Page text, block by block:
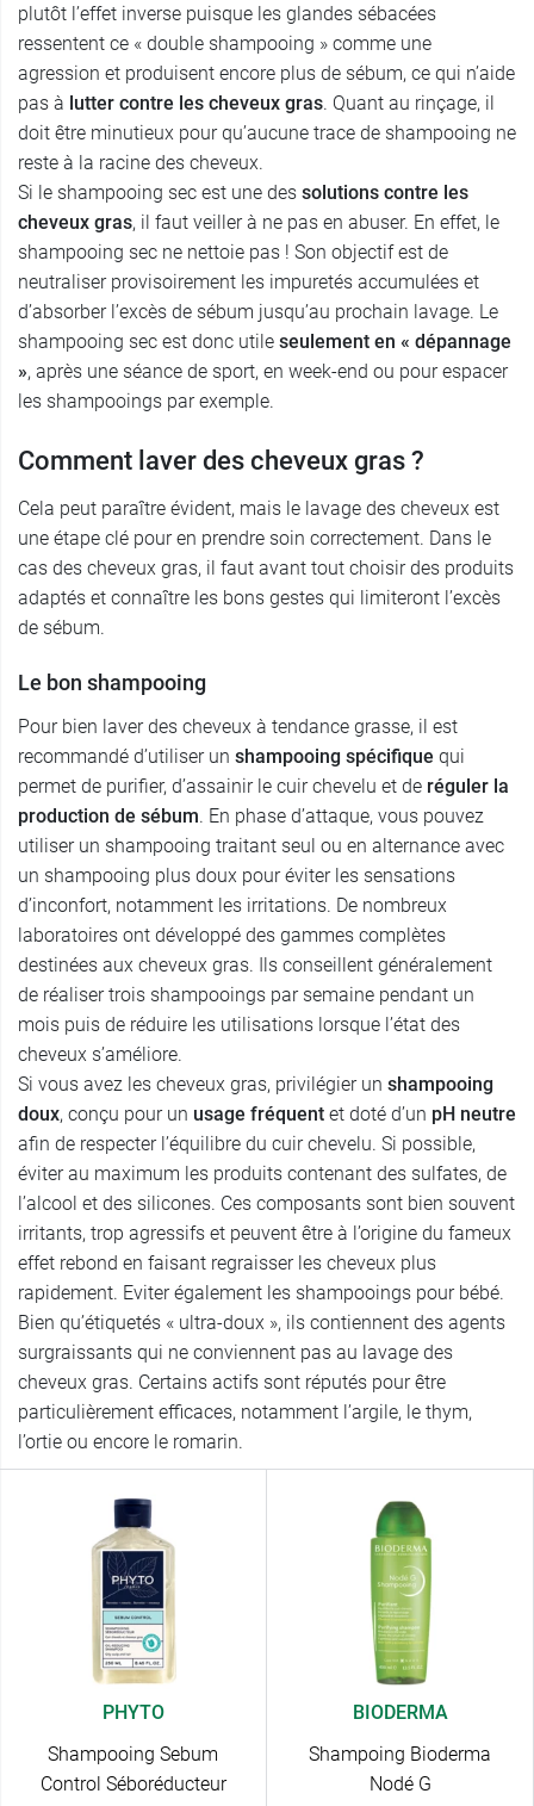
plutôt l’effet inverse puisque les glandes sébacées
ressentent ce « double shampooing » comme une
agression et produisent encore plus de sébum, ce qui n’aide
pas à lutter contre les cheveux gras. Quant au rinçage, il
doit être minutieux pour qu’aucune trace de shampooing ne
reste à la racine des cheveux.
Si le shampooing sec est une des solutions contre les
cheveux gras, il faut veiller à ne pas en abuser. En effet, le
shampooing sec ne nettoie pas ! Son objectif est de
neutraliser provisoirement les impuretés accumulées et
d’absorber l’excès de sébum jusqu’au prochain lavage. Le
shampooing sec est donc utile seulement en « dépannage
», après une séance de sport, en week-end ou pour espacer
les shampooings par exemple.
Comment laver des cheveux gras ?
Cela peut paraître évident, mais le lavage des cheveux est
une étape clé pour en prendre soin correctement. Dans le
cas des cheveux gras, il faut avant tout choisir des produits
adaptés et connaître les bons gestes qui limiteront l’excès
de sébum.
Le bon shampooing
Pour bien laver des cheveux à tendance grasse, il est
recommandé d’utiliser un shampooing spécifique qui
permet de purifier, d’assainir le cuir chevelu et de réguler la
production de sébum. En phase d’attaque, vous pouvez
utiliser un shampooing traitant seul ou en alternance avec
un shampooing plus doux pour éviter les sensations
d’inconfort, notamment les irritations. De nombreux
laboratoires ont développé des gammes complètes
destinées aux cheveux gras. Ils conseillent généralement
de réaliser trois shampooings par semaine pendant un
mois puis de réduire les utilisations lorsque l’état des
cheveux s’améliore.
Si vous avez les cheveux gras, privilégier un shampooing
doux, conçu pour un usage fréquent et doté d’un pH neutre
afin de respecter l’équilibre du cuir chevelu. Si possible,
éviter au maximum les produits contenant des sulfates, de
l’alcool et des silicones. Ces composants sont bien souvent
irritants, trop agressifs et peuvent être à l’origine du fameux
effet rebond en faisant regraisser les cheveux plus
rapidement. Eviter également les shampooings pour bébé.
Bien qu’étiquetés « ultra-doux », ils contiennent des agents
surgraissants qui ne conviennent pas au lavage des
cheveux gras. Certains actifs sont réputés pour être
particulièrement efficaces, notamment l’argile, le thym,
l’ortie ou encore le romarin.
PHYTO
Shampooing Sebum
Control Séboréducteur
BIODERMA
Shampoing Bioderma
Nodé G